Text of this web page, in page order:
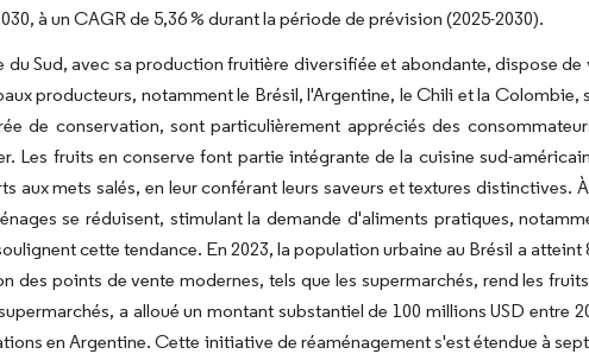
à un CAGR de 5,36 % durant la période de prévision (2025-2030).
du Sud, avec sa production fruitière diversifiée et abondante, dispose
producteurs, notamment le Brésil, l'Argentine, le Chili et la
de conservation, sont particulièrement appréciés des
Les fruits en conserve font partie intégrante de la cuisine sud-
aux mets salés, en leur conférant leurs saveurs et textures distinctives.
se réduisent, stimulant la demande d'aliments pratiques,
cette tendance. En 2023, la population urbaine au Brésil a atteint
des points de vente modernes, tels que les supermarchés, rend les
a alloué un montant substantiel de 100 millions USD entre
en Argentine. Cette initiative de réaménagement s'est étendue à